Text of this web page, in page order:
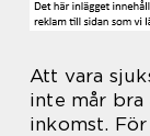
Att vara
inte mår bra
inkomst.